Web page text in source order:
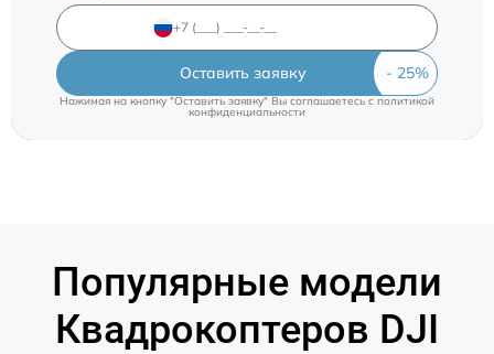
Оставить заявку
Нажимая на кнопку "Оставить заявку" Вы соглашаетесь cполитикой
конфиденциальности
Популярные модели
Квадрокоптеров DJI